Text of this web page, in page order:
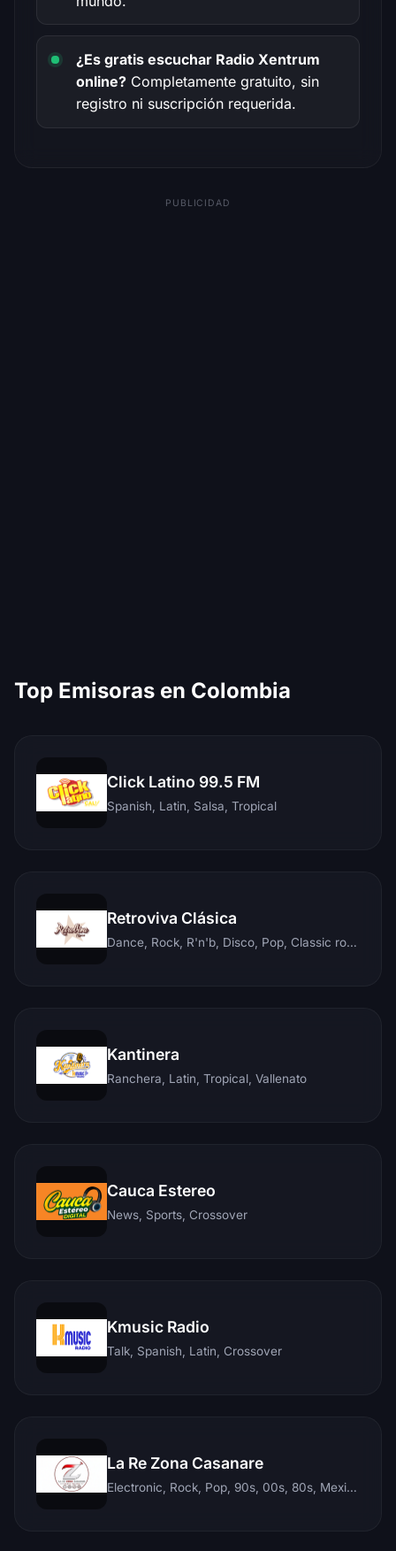
¿Es gratis escuchar Radio Xentrum
online? Completamente gratuito, sin
registro ni suscripción requerida.
PUBLICIDAD
Top Emisoras en Colombia
Click Latino 99.5 FM
Spanish, Latin, Salsa, Tropical
Retroviva Clásica
Dance, Rock, R'n'b, Disco, Pop, Classic rock, Techno, Reggae
Kantinera
Ranchera, Latin, Tropical, Vallenato
Cauca Estereo
News, Sports, Crossover
Kmusic Radio
Talk, Spanish, Latin, Crossover
La Re Zona Casanare
Electronic, Rock, Pop, 90s, 00s, 80s, Mexican, Ranchera, Reggaeton, Instrumental, Salsa, Merengue, Tropical, Romantic, Vallenato, Llanera